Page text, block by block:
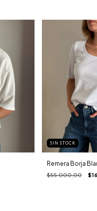
SIN STOCK
Remera Borja
$55.000,00